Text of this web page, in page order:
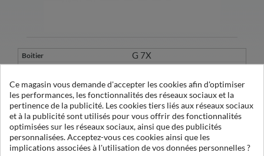
G 7X
1/1140 X
1
OE 14050 XA
100-120
0.01µ
Ce magasin vous demande d'accepter les cookies afin d'optimiser
les performances, les fonctionnalités des réseaux sociaux et la
pertinence de la publicité. Les cookies tiers liés aux réseaux sociaux
et à la publicité sont utilisés pour vous offrir des fonctionnalités
optimisées sur les réseaux sociaux, ainsi que des publicités
personnalisées. Acceptez-vous ces cookies ainsi que les
implications associées à l'utilisation de vos données personnelles ?